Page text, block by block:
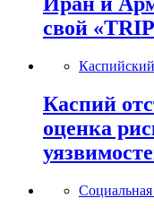
свой
Каспий
оценка
Социальная